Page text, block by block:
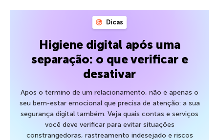
Dicas
Higiene digital após uma
separação: o que verificar e
desativar
Após o término de um relacionamento, não é apenas o
seu bem-estar emocional que precisa de atenção: a sua
segurança digital também. Veja quais contas e serviços
você deve verificar para evitar situações
constrangedoras, rastreamento indesejado e riscos